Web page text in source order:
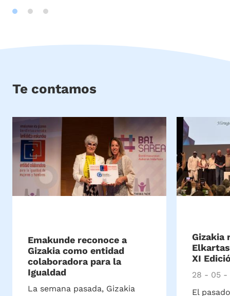
Te contamos
Emakunde reconoce a
Gizakia como entidad
colaboradora para la
Igualdad
La semana pasada, Gizakia
Gizakia
XI
28 - 05 -
El